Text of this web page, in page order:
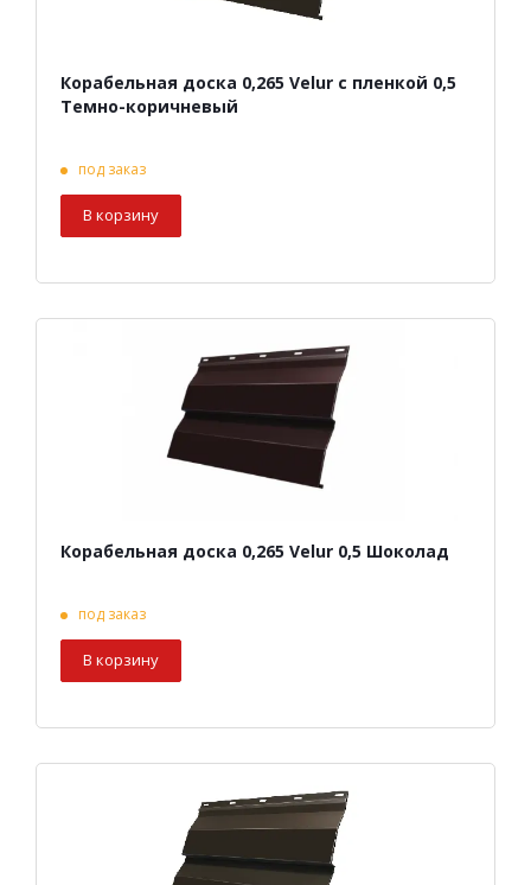
Корабельная доска 0,265 Velur с пленкой 0,5
Темно-коричневый
под заказ
В корзину
Корабельная доска 0,265 Velur 0,5 Шоколад
под заказ
В корзину